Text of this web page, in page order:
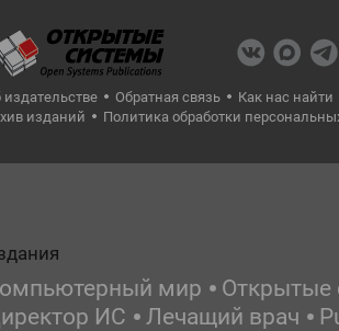
издательстве Обратная связь Как нас найти
изданий
Политика обработки
мир
ИС
Лечащий врач